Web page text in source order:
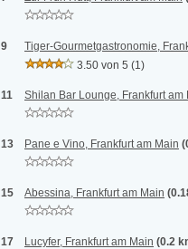
9
Tiger-Gourmetgastronomie,
3.50 von 5 (1)
11 Shilan Bar Lounge, Frankfurt am
13 Pane e Vino, Frankfurt am Main
15 Abessina, Frankfurt am Main
17 Lucyfer, Frankfurt am Main (0.2